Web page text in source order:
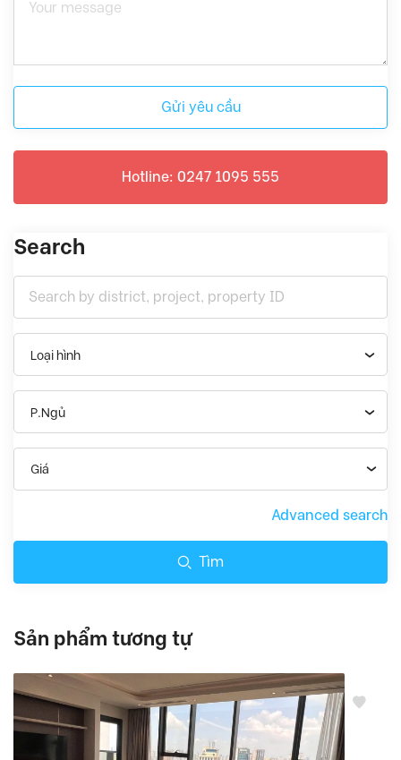
Gửi yêu cầu
Hotline: 0247 1095 555
Search
Loại hình
P.Ngủ
Giá
Advanced search
Tìm
Sản phẩm tương tự